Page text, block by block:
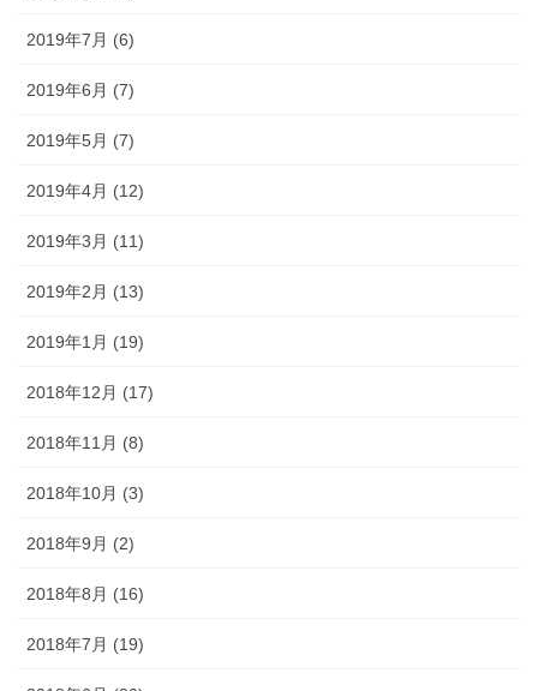
2019年7月 (6)
2019年6月 (7)
2019年5月 (7)
2019年4月 (12)
2019年3月 (11)
2019年2月 (13)
2019年1月 (19)
2018年12月 (17)
2018年11月 (8)
2018年10月 (3)
2018年9月 (2)
2018年8月 (16)
2018年7月 (19)